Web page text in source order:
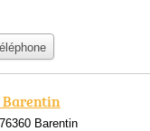
Barentin
Barentin